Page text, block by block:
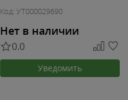
Код: УТ000029690
Нет в наличии
0.0
Уведомить